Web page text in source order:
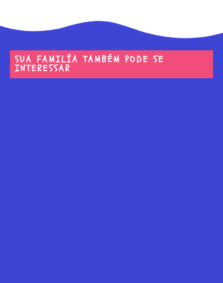
SUA FAMILÍA TAMBÉM PODE SE
INTERESSAR